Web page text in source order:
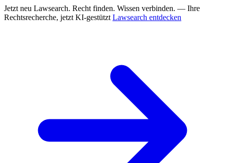
Jetzt neu Lawsearch. Recht finden. Wissen verbinden. — Ihre
Rechtsrecherche, jetzt KI-gestützt Lawsearch entdecken